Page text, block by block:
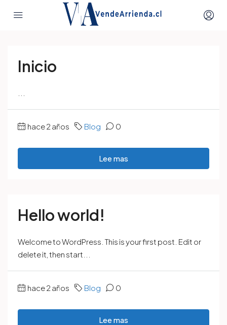
Inicio
hace 2 años Blog 0
Lee mas
Hello world!
Welcome to WordPress. This is your first post. Edit or
delete it, then start...
hace 2 años Blog 0
Lee mas